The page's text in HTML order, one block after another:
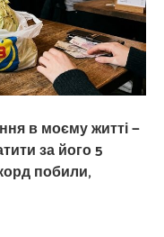
в моєму житті —
за його 5
побили,